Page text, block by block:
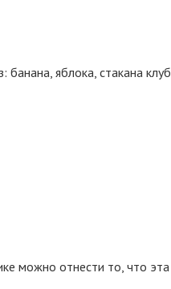
яблока, стакана
можно отнести то, что